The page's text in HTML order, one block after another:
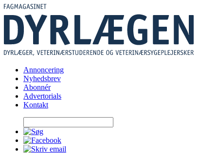
Skip
to
content
Annoncering
Nyhedsbrev
Abonnér
Advertorials
Kontakt